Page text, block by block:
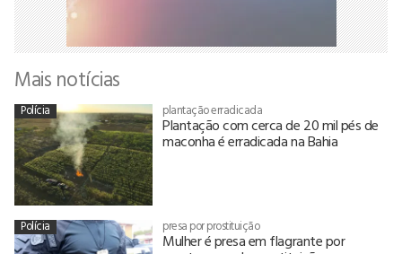
Mais notícias
Polícia plantação erradicada
Plantação com cerca de 20 mil pés de
maconha é erradicada na Bahia
Polícia presa por prostituição
Mulher é presa em flagrante por